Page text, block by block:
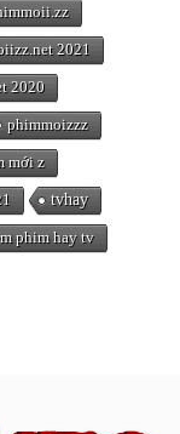
2021
2020
phimmoizzz
mới z
tvhay
phim hay tv